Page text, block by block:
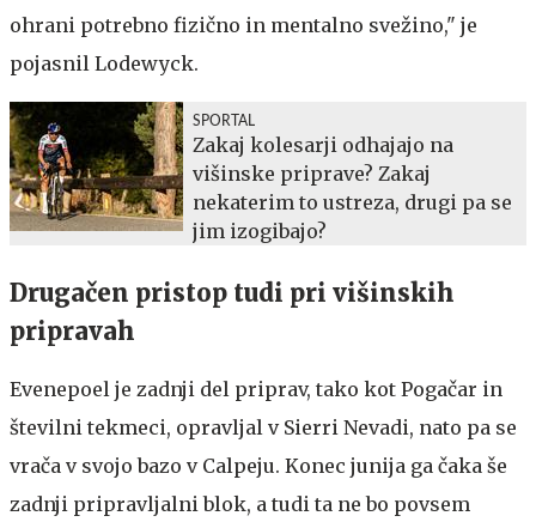
ohrani potrebno fizično in mentalno svežino," je
pojasnil Lodewyck.
SPORTAL
Zakaj kolesarji odhajajo na
višinske priprave? Zakaj
nekaterim to ustreza, drugi pa se
jim izogibajo?
Drugačen pristop tudi pri višinskih
pripravah
Evenepoel je zadnji del priprav, tako kot Pogačar in
številni tekmeci, opravljal v Sierri Nevadi, nato pa se
vrača v svojo bazo v Calpeju. Konec junija ga čaka še
zadnji pripravljalni blok, a tudi ta ne bo povsem